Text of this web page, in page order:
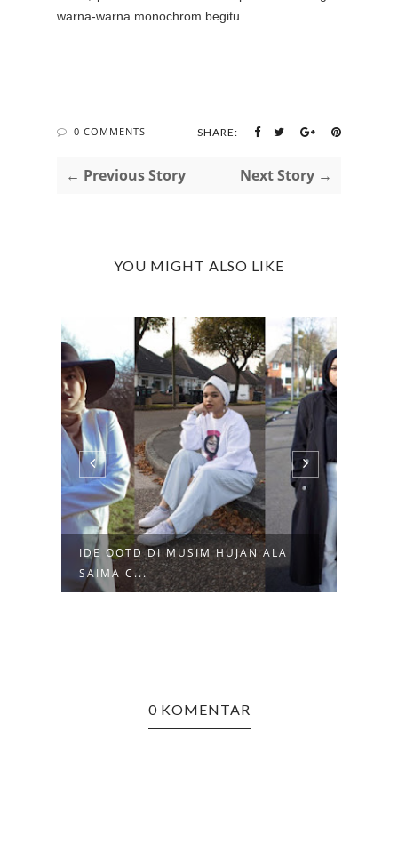
warna-warna monochrom begitu.
0 COMMENTS SHARE:
← Previous Story Next Story →
YOU MIGHT ALSO LIKE
IDE OOTD DI MUSIM HUJAN ALA
SAIMA C...
0 KOMENTAR